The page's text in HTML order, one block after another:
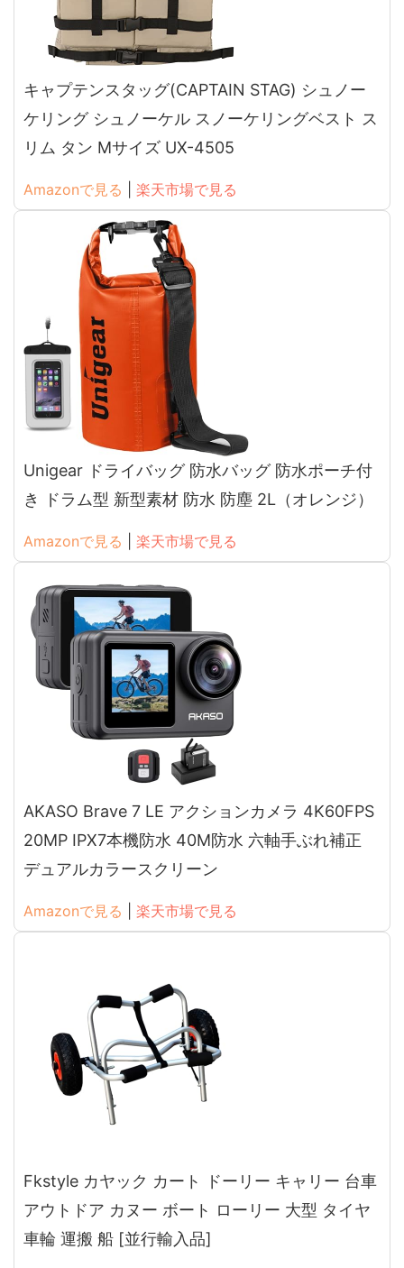
キャプテンスタッグ(CAPTAIN STAG) シュノー
ケリング シュノーケル スノーケリングベスト ス
リム タン Mサイズ UX-4505
Amazonで見る 楽天市場で見る
Unigear ドライバッグ 防水バッグ 防水ポーチ付
き ドラム型 新型素材 防水 防塵 2L（オレンジ）
Amazonで見る 楽天市場で見る
AKASO Brave 7 LE アクションカメラ 4K60FPS
20MP IPX7本機防水 40M防水 六軸手ぶれ補正
デュアルカラースクリーン
Amazonで見る 楽天市場で見る
Fkstyle カヤック カート ドーリー キャリー 台車
アウトドア カヌー ボート ローリー 大型 タイヤ
車輪 運搬 船 [並行輸入品]